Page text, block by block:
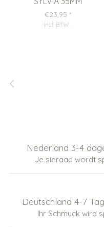
€23,95 *
incl. BTW
Nederland 3-4
Je sieraad wordt
Deutschland 4-7
Ihr Schmuck wird